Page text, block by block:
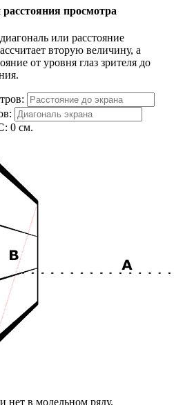
просмотра
или расстояние
вторую величину, а
от уровня глаз зрителя до
: 0 см.
нет в модельном ряду,